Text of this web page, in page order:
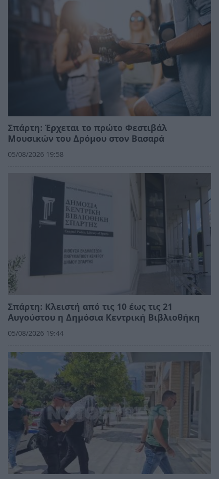
Σπάρτη: Έρχεται το πρώτο Φεστιβάλ
Μουσικών του Δρόμου στον Βασαρά
05/08/2026 19:58
Σπάρτη: Κλειστή από τις 10 έως τις 21
Αυγούστου η Δημόσια Κεντρική Βιβλιοθήκη
05/08/2026 19:44